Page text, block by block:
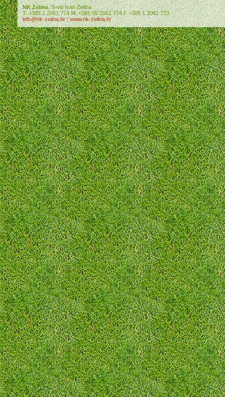
NK Zelina, Sveti Ivan Zelina
T: +385 1 2061 774 M: +385 99 2061 774 F +385 1 2061 773
info@nk-zelina.hr|www.nk-zelina.hr